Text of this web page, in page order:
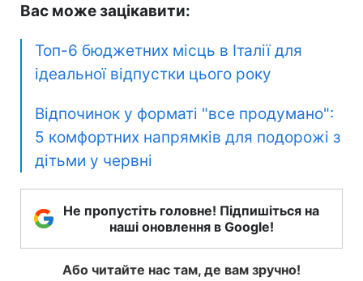
Вас може зацікавити:
Топ-6 бюджетних місць в Італії для
ідеальної відпустки цього року
Відпочинок у форматі "все продумано":
5 комфортних напрямків для подорожі з
дітьми у червні
Не пропустіть головне! Підпишіться на
наші оновлення в Google!
Або читайте нас там, де вам зручно!